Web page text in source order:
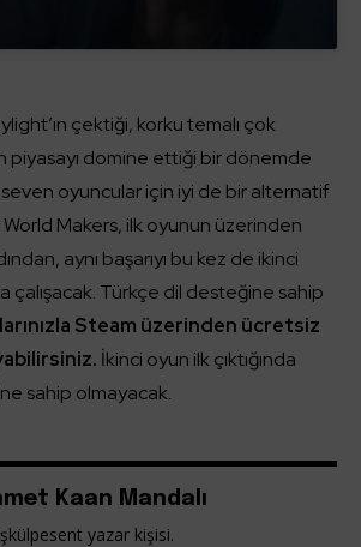
çektiği, korku temalı çok
piyasayı domine ettiği bir dönemde
oyuncular için iyi de bir alternatif
Makers, ilk oyunun üzerinden
aynı başarıyı bu kez de ikinci
çalışacak. Türkçe dil desteğine sahip
Steam üzerinden ücretsiz
İkinci oyun ilk çıktığında
sahip olmayacak.
Kaan Mandalı
yazar kişisi.